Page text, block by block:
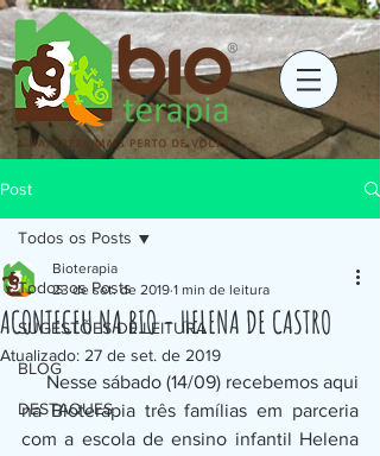
Post
Todos os Posts
SUGESTÕES DE LEITURA
BLOG
DESTAQUES
Todos os Posts
ACONTECEU NA BIO - HELENA DE CASTRO
Bioterapia
23 de set. de 2019 1 min de leitura
Atualizado: 27 de set. de 2019
     Nesse sábado (14/09) recebemos aqui
na Bioterapia três famílias em parceria
com a escola de ensino infantil Helena